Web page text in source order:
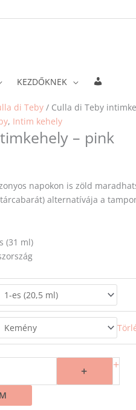
KEZDŐKNEK
di Teby / Culla di Teby
, Intim kehely
– pink
napokon is zöld
alternatívája a
(31 ml)
+ +